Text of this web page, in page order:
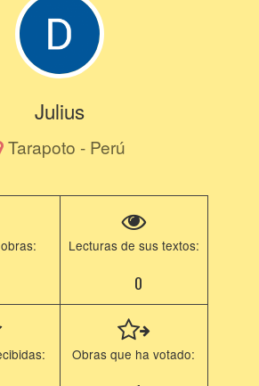
Julius
Tarapoto - Perú
Lecturas de sus textos:
0
Obras que ha votado: